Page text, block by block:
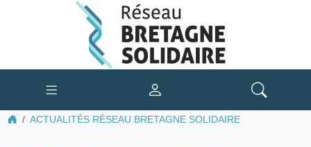
ACTUALITÉS RÉSEAU BRETAGNE SOLIDAIRE